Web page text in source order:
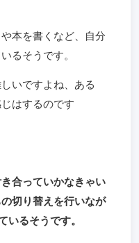
本を書くなど、自分
るそうです。
いですよね、ある
はするのです
合っていかなきゃい
切り替えを行いなが
いるそうです。